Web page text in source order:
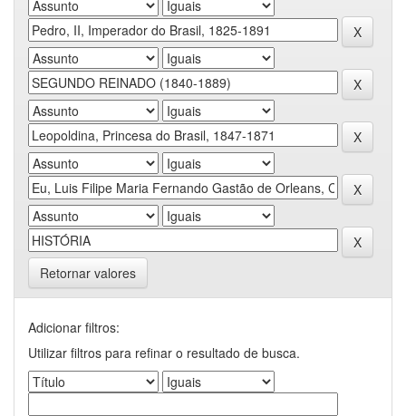
Retornar valores
Adicionar filtros:
Utilizar filtros para refinar o resultado de busca.